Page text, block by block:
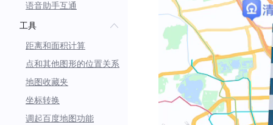
语音助手互通
工具
距离和面积计算
点和其他图形的位置关系
地图收藏夹
坐标转换
调起百度地图功能